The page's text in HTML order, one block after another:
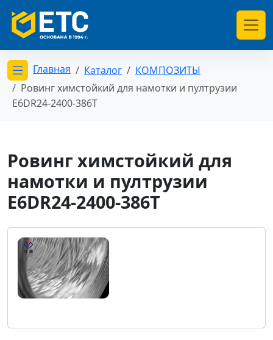
Открыть меню категорий
Главная Каталог
КОМПОЗИТЫ
Ровинг химстойкий для намотки и пултрузии
E6DR24-2400-386T
Ровинг химстойкий для
намотки и пултрузии
E6DR24-2400-386T